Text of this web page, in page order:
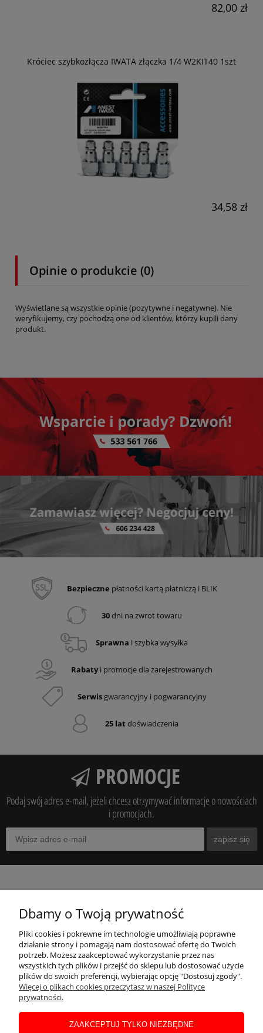
82,00 zł
Króciec szybkozłącza IWATA złączka 1/4 W2KIT40 1szt
34,58 zł
Opinie o produkcie (0)
Wyświetlane są wszystkie opinie (pozytywne i negatywne). Nie
weryfikujemy, czy pochodzą one od klientów, którzy kupili dany
produkt.
Bezpieczne płatności kartą płatniczą i BLIK
30dni na zwrot towaru
Sprawna i szybka wysyłka
Rabatyi promocje dla zarejestrowanych
Serwisgwarancyjny i pogwarancyjny
25 lat doświadczenia
PROMOCJE
Podaj swój adres e-mail, jeżeli chcesz otrzymywać informacje o nowościach
i promocjach.
zapisz się
MOJE KONTO
INFORMACJE
POMOC
Dbamy o Twoją prywatność
Pliki cookies i pokrewne im technologie umożliwiają poprawne
działanie strony i pomagają nam dostosować ofertę do Twoich
potrzeb. Możesz zaakceptować wykorzystanie przez nas
wszystkich tych plików i przejść do sklepu lub dostosować użycie
plików do swoich preferencji, wybierając opcję "Dostosuj zgody".
Więcej o plikach cookies przeczytasz w naszej Polityce
prywatności.
ZAAKCEPTUJ TYLKO NIEZBĘDNE